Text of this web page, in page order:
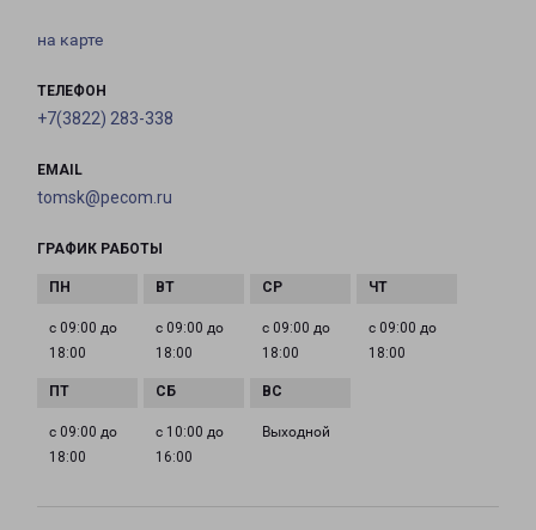
на карте
ТЕЛЕФОН
+7(3822) 283-338
EMAIL
tomsk@pecom.ru
ГРАФИК РАБОТЫ
с 09:00 до
18:00
с 09:00 до
18:00
с 09:00 до
18:00
с 09:00 до
18:00
с 09:00 до
18:00
с 10:00 до
16:00
Выходной